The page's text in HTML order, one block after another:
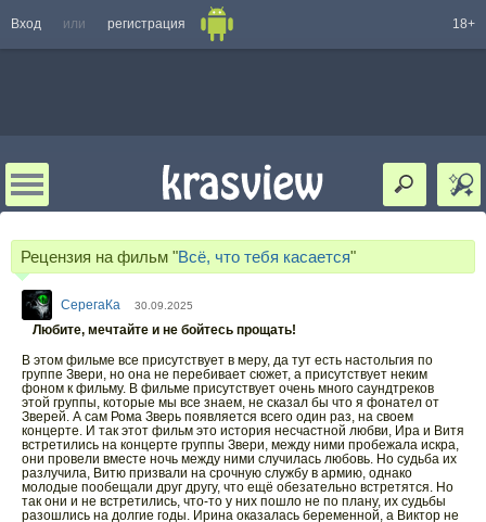
Вход или регистрация 18+
Рецензия на фильм "Всё, что тебя касается"
СерегаКа 30.09.2025
Любите, мечтайте и не бойтесь прощать!
В этом фильме все присутствует в меру, да тут есть настольгия по
группе Звери, но она не перебивает сюжет, а присутствует неким
фоном к фильму. В фильме присутствует очень много саундтреков
этой группы, которые мы все знаем, не сказал бы что я фонател от
Зверей. А сам Рома Зверь появляется всего один раз, на своем
концерте. И так этот фильм это история несчастной любви, Ира и Витя
встретились на концерте группы Звери, между ними пробежала искра,
они провели вместе ночь между ними случилась любовь. Но судьба их
разлучила, Витю призвали на срочную службу в армию, однако
молодые пообещали друг другу, что ещё обезательно встретятся. Но
так они и не встретились, что-то у них пошло не по плану, их судьбы
разошлись на долгие годы. Ирина оказалась беременной, а Виктор не